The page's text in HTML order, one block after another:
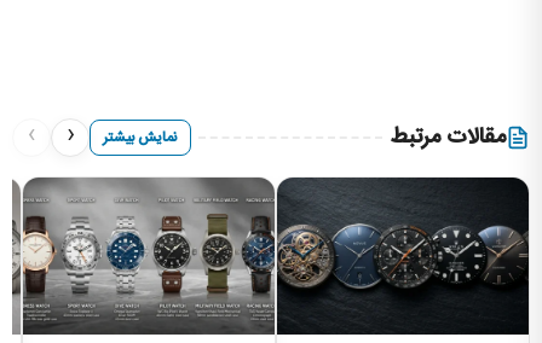
مقالات مرتبط نمایش بیشتر ‹
›